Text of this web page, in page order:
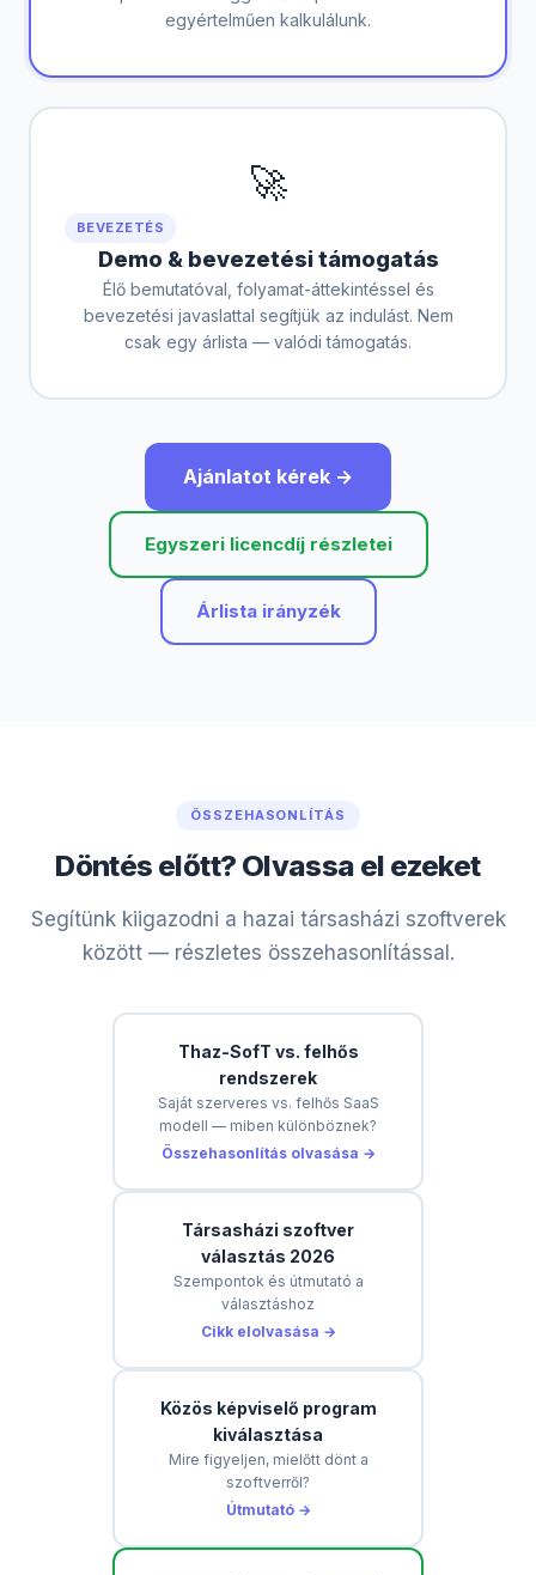
egyértelműen kalkulálunk.
🚀
BEVEZETÉS
Demo & bevezetési támogatás
Élő bemutatóval, folyamat-áttekintéssel és
bevezetési javaslattal segítjük az indulást. Nem
csak egy árlista — valódi támogatás.
Ajánlatot kérek →
Egyszeri licencdíj részletei
Árlista irányzék
ÖSSZEHASONLÍTÁS
Döntés előtt? Olvassa el ezeket
Segítünk kiigazodni a hazai társasházi szoftverek
között — részletes összehasonlítással.
Thaz-SofT vs. felhős
rendszerek
Saját szerveres vs. felhős SaaS
modell — miben különböznek?
Összehasonlítás olvasása →
Társasházi szoftver
választás 2026
Szempontok és útmutató a
választáshoz
Cikk elolvasása →
Közös képviselő program
kiválasztása
Mire figyeljen, mielőtt dönt a
szoftverről?
Útmutató →